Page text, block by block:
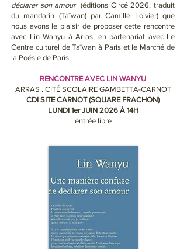
déclarer son amour(éditions Circé 2026, traduit
du mandarin (Taïwan) par Camille Loivier) que
nous avons le plaisir de proposer cette rencontre
avec Lin Wanyu à Arras, en partenariat avec Le
Centre culturel de Taïwan à Paris et le Marché de
la Poésie de Paris.
RENCONTRE AVEC LIN WANYU
ARRAS . CITÉ SCOLAIRE GAMBETTA-CARNOT
CDI SITE CARNOT (SQUARE FRACHON)
LUNDI 1er JUIN 2026 À 14H
entrée libre